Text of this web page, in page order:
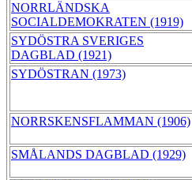
NORRLÄNDSKA
SOCIALDEMOKRATEN (1919)
SYDÖSTRA SVERIGES
DAGBLAD (1921)
SYDÖSTRAN (1973)
NORRSKENSFLAMMAN (1906)
SMÅLANDS DAGBLAD (1929)